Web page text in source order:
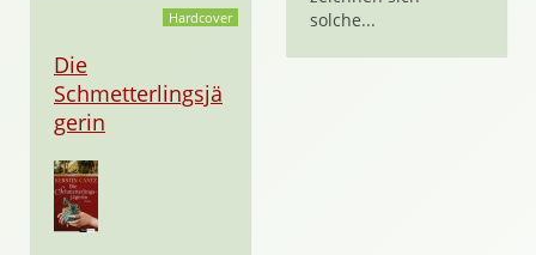
solche...
Hardcover
Die
Schmetterlingsjä
gerin